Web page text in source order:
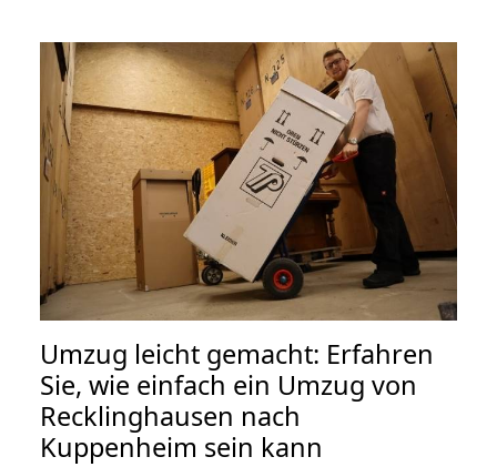
Umzug leicht gemacht: Erfahren
Sie, wie einfach ein Umzug von
Recklinghausen nach
Kuppenheim sein kann